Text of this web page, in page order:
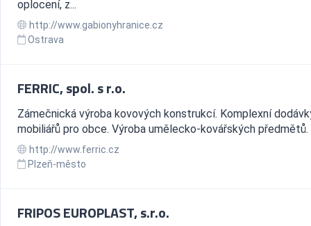
oplocení, z...
http://www.gabionyhranice.cz
Ostrava
FERRIC, spol. s r.o.
Zámečnická výroba kovových konstrukcí. Komplexní
mobiliářů pro obce. Výroba umělecko-kovářských předmětů.
http://www.ferric.cz
Plzeň-město
FRIPOS EUROPLAST, s.r.o.